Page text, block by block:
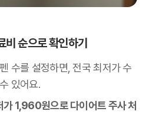
비 순으로 확인하기
수를 설정하면, 전국 최저가 수
있어요.
가 1,960원으로 다이어트 주사 처